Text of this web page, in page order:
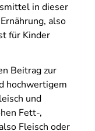
in dieser
also
für Kinder
Beitrag zur
hochwertigem
und
Fett-,
Fleisch oder